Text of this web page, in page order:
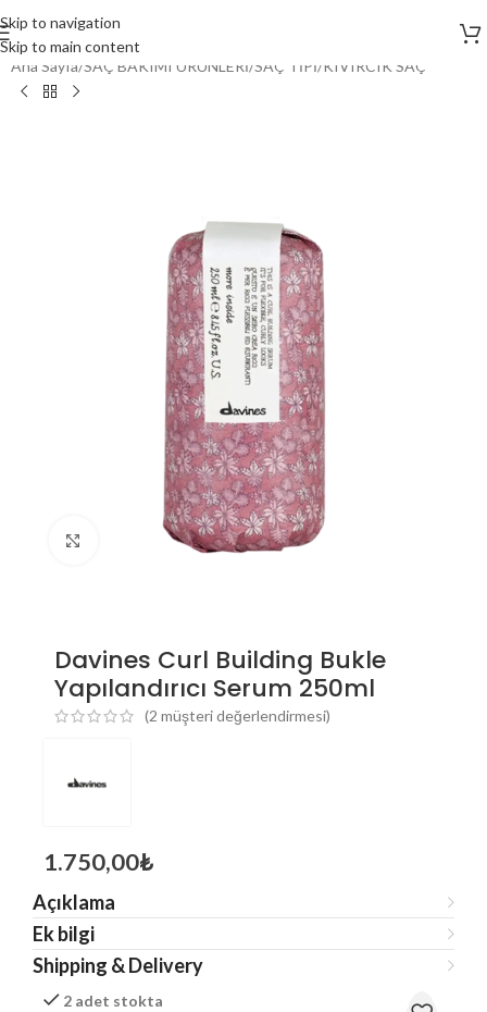
Skip to navigation
Skip to main content
Ana Sayfa/SAÇ BAKIMI ÜRÜNLERİ/SAÇ TİPİ/KIVIRCIK SAÇ
Click to enlarge
Davines Curl Building Bukle
Yapılandırıcı Serum 250ml
(2 müşteri değerlendirmesi)
1.750,00₺
Açıklama
Ek bilgi
Shipping & Delivery
2 adet stokta